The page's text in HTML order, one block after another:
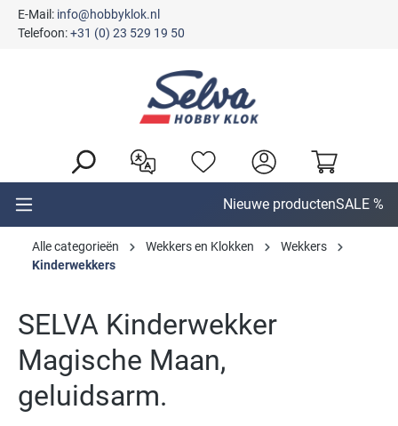
E-Mail: info@hobbyklok.nl
Telefoon:+31 (0) 23 529 19 50
Nieuwe productenSALE %
Alle categorieën Wekkers en Klokken
Wekkers
Kinderwekkers
SELVA Kinderwekker
Magische Maan,
geluidsarm.